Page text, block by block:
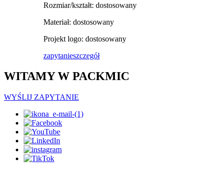
Rozmiar/kształt: dostosowany
Materiał: dostosowany
Projekt logo: dostosowany
zapytanieszczegół
WITAMY W PACKMIC
WYŚLIJ ZAPYTANIE